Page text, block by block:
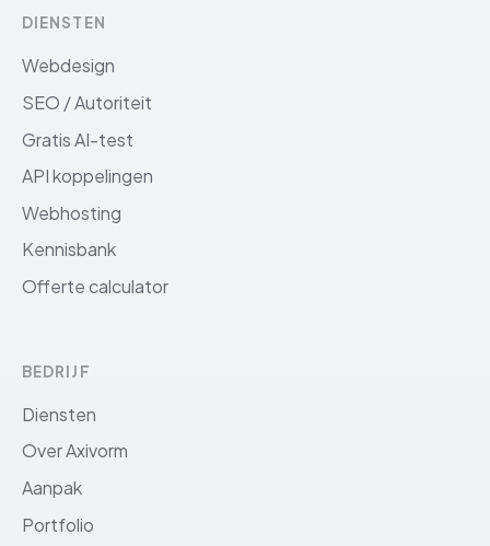
DIENSTEN
Webdesign
SEO / Autoriteit
Gratis AI-test
API koppelingen
Webhosting
Kennisbank
Offerte calculator
BEDRIJF
Diensten
Over Axivorm
Aanpak
Portfolio